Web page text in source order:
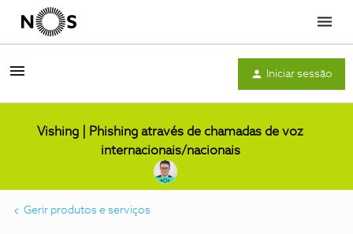
Menu
Iniciar sessão
Vishing | Phishing através de chamadas de voz
internacionais/nacionais
Gerir produtos e serviços